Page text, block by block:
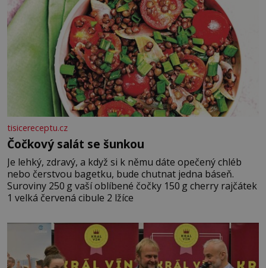
tisicereceptu.cz
Čočkový salát se šunkou
Je lehký, zdravý, a když si k němu dáte opečený chléb
nebo čerstvou bagetku, bude chutnat jedna báseň.
Suroviny 250 g vaší oblíbené čočky 150 g cherry rajčátek
1 velká červená cibule 2 lžíce